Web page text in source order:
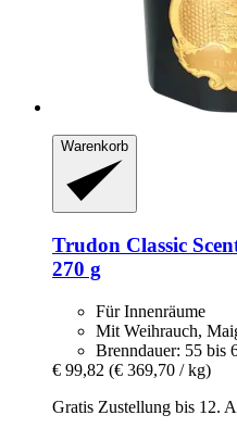
Warenkorb
Trudon Classic
270 g
Für Innenräume
Mit Weihrauch,
Brenndauer: 55 bis
€ 99,82 (€ 369,70 / kg)
Gratis Zustellung bis 12.